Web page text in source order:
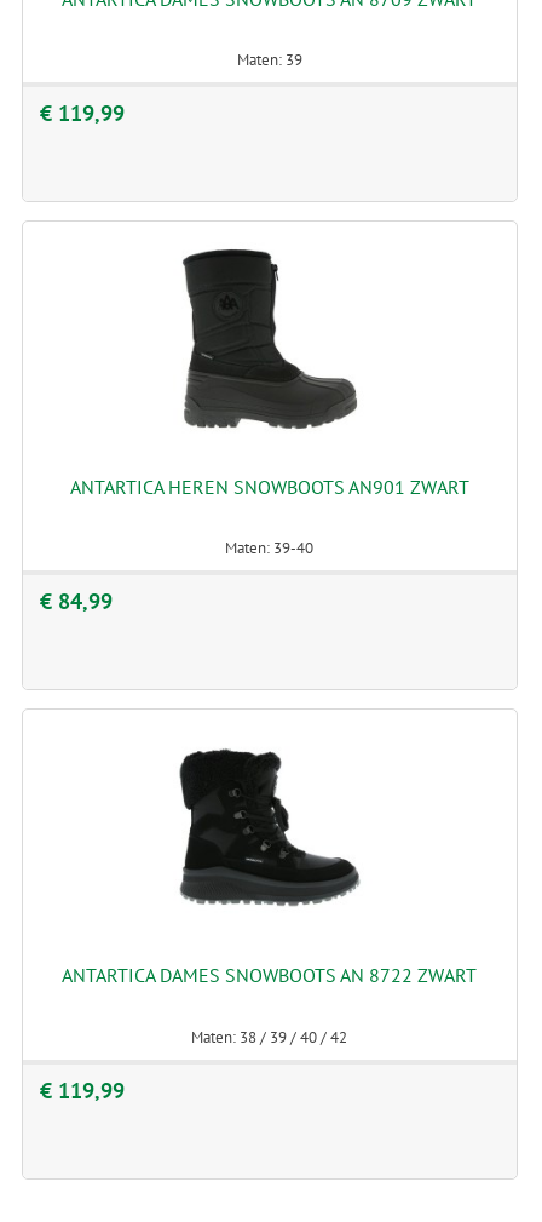
Maten: 39
€ 119,99
ANTARTICA HEREN SNOWBOOTS AN901 ZWART
Maten: 39-40
€ 84,99
ANTARTICA DAMES SNOWBOOTS AN 8722 ZWART
Maten: 38 / 39 / 40 / 42
€ 119,99